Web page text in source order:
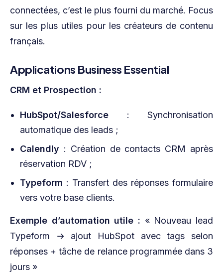
connectées, c’est le plus fourni du marché. Focus
sur les plus utiles pour les créateurs de contenu
français.
Applications Business Essential
CRM et Prospection :
HubSpot/Salesforce : Synchronisation
automatique des leads ;
Calendly : Création de contacts CRM après
réservation RDV ;
Typeform : Transfert des réponses formulaire
vers votre base clients.
Exemple d’automation utile : « Nouveau lead
Typeform → ajout HubSpot avec tags selon
réponses + tâche de relance programmée dans 3
jours »